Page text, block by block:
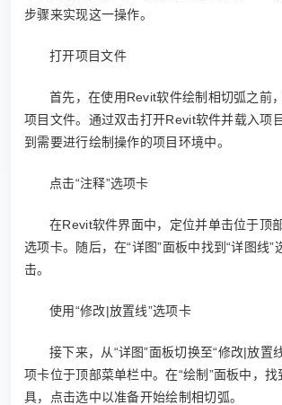
步骤来实现这一操作。
打开项目文件
首先，在使用Revit软件绘制相切弧之前
项目文件。通过双击打开Revit软件并载入项
到需要进行绘制操作的项目环境中。
点击“注释”选项卡
在Revit软件界面中，定位并单击位于顶
选项卡。随后，在“详图”面板中找到“详图线”
击。
使用“修改|放置线”选项卡
接下来，从“详图”面板切换至“修改|放置
项卡位于顶部菜单栏中。在“绘制”面板中，找
具，点击选中以准备开始绘制相切弧。